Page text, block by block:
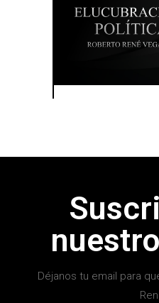
Déjanos tu email para